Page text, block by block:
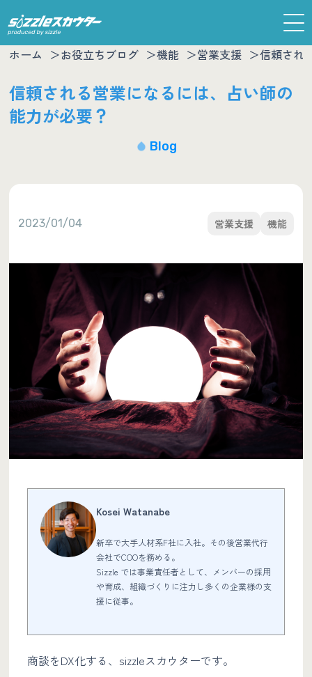
ホーム お役立ちブログ 機能 営業支援 信頼され
信頼される営業になるには、占い師の
能力が必要？
Blog
2023/01/04 営業支援 機能
Kosei Watanabe
新卒で大手人材系F社に入社。その後営業代行
会社でCOOを務める。
Sizzle では事業責任者として、メンバーの採用
や育成、組織づくりに注力し多くの企業様の支
援に従事。
商談をDX化する、sizzleスカウターです。